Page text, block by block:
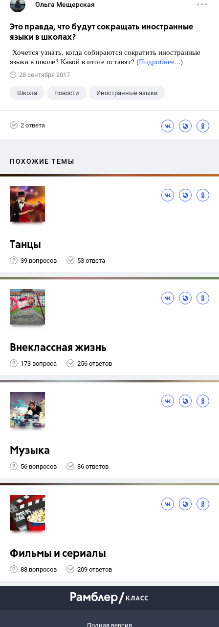
Ольга Мещерская
Это правда, что будут сокращать иностранные
языки в школах?
Хочется узнать, когда собираются сократить иностранные
языки в школе? Какой в итоге оставят? (Подробнее...)
28 сентября 2017
Школа Новости Иностранные языки
2 ответа
ПОХОЖИЕ ТЕМЫ
Танцы
39 вопросов 53 ответа
Внеклассная жизнь
173 вопроса 256 ответов
Музыка
56 вопросов 86 ответов
Фильмы и сериалы
88 вопросов 209 ответов
Полная версия